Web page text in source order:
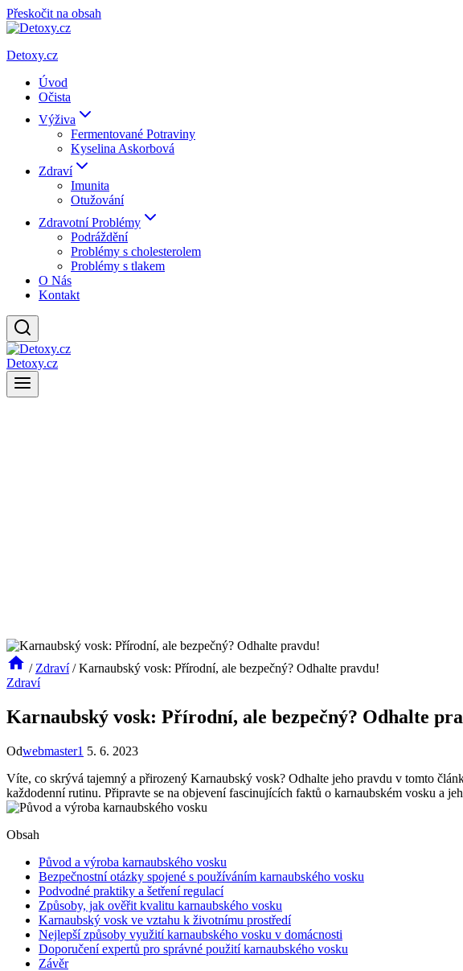
Přeskočit na obsah
Detoxy.cz
Úvod
Očista
Výživa
Fermentované Potraviny
Kyselina Askorbová
Zdraví
Imunita
Otužování
Zdravotní Problémy
Podráždění
Problémy s cholesterolem
Problémy s tlakem
O Nás
Kontakt
Detoxy.cz
/ Zdraví / Karnaubský vosk: Přírodní, ale bezpečný? Odhalte pravdu!
Zdraví
Karnaubský vosk: Přírodní, ale bezpečný? Odhalte
Odwebmaster1 5. 6. 2023
Víte, co skrývá tajemný a přirozený Karnaubský vosk? Odhalte jeho pravdu v tomto
každodenní rutinu. Připravte se na objevení fascinujících faktů o karnaubském vosku a
Obsah
Původ a výroba karnaubského vosku
Bezpečnostní otázky spojené s používáním karnaubského vosku
Podvodné praktiky a šetření regulací
Způsoby, jak ověřit kvalitu karnaubského vosku
Karnaubský vosk ve vztahu k životnímu prostředí
Nejlepší způsoby využití karnaubského vosku v domácnosti
Doporučení expertů pro správné použití karnaubského vosku
Závěr